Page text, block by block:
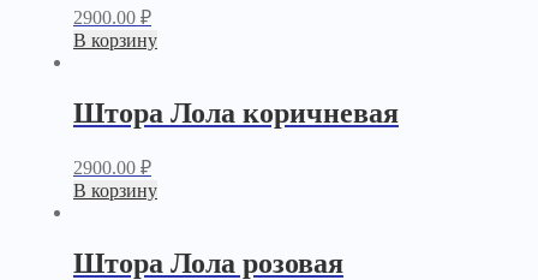
2900.00 ₽
В корзину
Штора Лола коричневая
2900.00 ₽
В корзину
Штора Лола розовая